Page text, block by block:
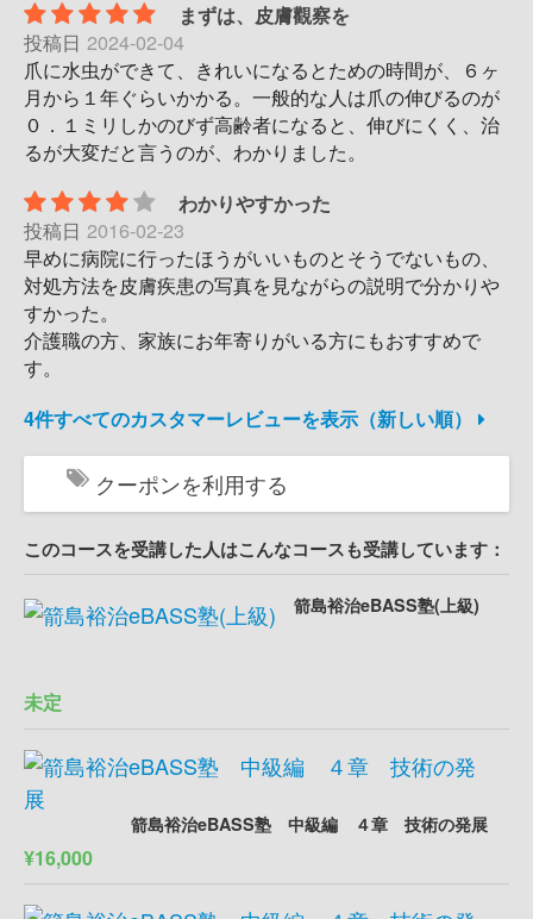
まずは、皮膚觀察を
投稿日 2024-02-04
爪に水虫ができて、きれいになるとための時間が、６ヶ
月から１年ぐらいかかる。一般的な人は爪の伸びるのが
０．１ミリしかのびず高齢者になると、伸びにくく、治
るが大変だと言うのが、わかりました。
わかりやすかった
投稿日 2016-02-23
早めに病院に行ったほうがいいものとそうでないもの、
対処方法を皮膚疾患の写真を見ながらの説明で分かりや
すかった。
介護職の方、家族にお年寄りがいる方にもおすすめで
す。
4件すべてのカスタマーレビューを表示（新しい順）
クーポンを利用する
このコースを受講した人はこんなコースも受講しています：
箭島裕治eBASS塾(上級)
未定
箭島裕治eBASS塾 中級編 ４章 技術の発展
¥16,000